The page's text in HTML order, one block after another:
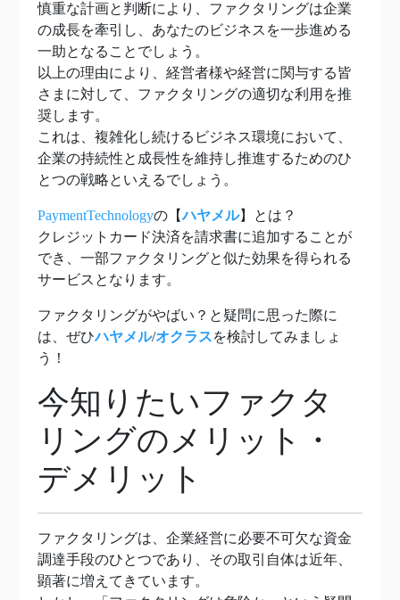
慎重な計画と判断により、ファクタリングは企業
の成長を牽引し、あなたのビジネスを一歩進める
一助となることでしょう。
以上の理由により、経営者様や経営に関与する皆
さまに対して、ファクタリングの適切な利用を推
奨します。
これは、複雑化し続けるビジネス環境において、
企業の持続性と成長性を維持し推進するためのひ
とつの戦略といえるでしょう。
PaymentTechnologyの【ハヤメル】とは？
クレジットカード決済を請求書に追加することが
でき、一部ファクタリングと似た効果を得られる
サービスとなります。
ファクタリングがやばい？と疑問に思った際に
は、ぜひハヤメル/オクラスを検討してみましょ
う！
今知りたいファクタ
リングのメリット・
デメリット
ファクタリングは、企業経営に必要不可欠な資金
調達手段のひとつであり、その取引自体は近年、
顕著に増えてきています。